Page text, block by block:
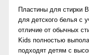
Пластины для стирки
для детского белья с
отличие от обычных
Kids полностью
подходят детям с